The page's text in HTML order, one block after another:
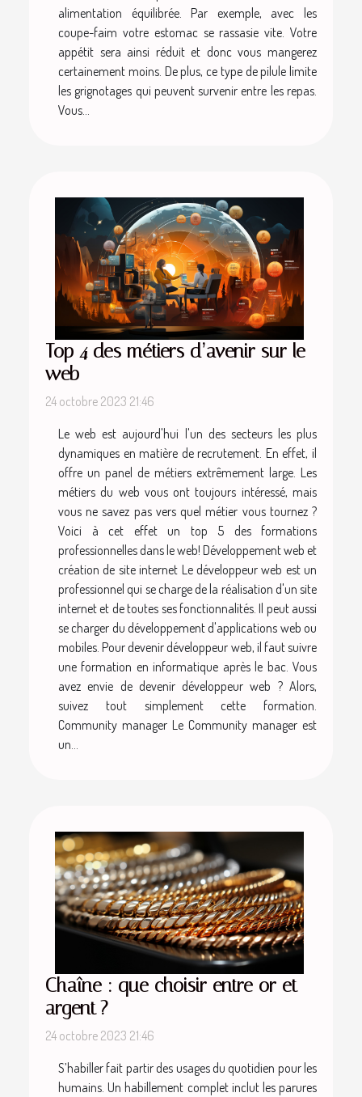
alimentation équilibrée. Par exemple, avec les
coupe-faim votre estomac se rassasie vite. Votre
appétit sera ainsi réduit et donc vous mangerez
certainement moins. De plus, ce type de pilule limite
les grignotages qui peuvent survenir entre les repas.
Vous...
Top 4 des métiers d’avenir sur le
web
24 octobre 2023 21:46
Le web est aujourd'hui l'un des secteurs les plus
dynamiques en matière de recrutement. En effet, il
offre un panel de métiers extrêmement large. Les
métiers du web vous ont toujours intéressé, mais
vous ne savez pas vers quel métier vous tournez ?
Voici à cet effet un top 5 des formations
professionnelles dans le web! Développement web et
création de site internet Le développeur web est un
professionnel qui se charge de la réalisation d'un site
internet et de toutes ses fonctionnalités. Il peut aussi
se charger du développement d'applications web ou
mobiles. Pour devenir développeur web, il faut suivre
une formation en informatique après le bac. Vous
avez envie de devenir développeur web ? Alors,
suivez tout simplement cette formation.
Community manager Le Community manager est
un...
Chaîne : que choisir entre or et
argent ?
24 octobre 2023 21:46
S’habiller fait partir des usages du quotidien pour les
humains. Un habillement complet inclut les parures